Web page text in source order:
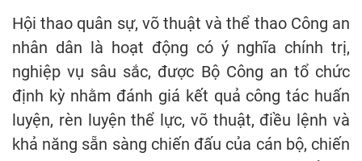
Hội thao quân sự, võ thuật và thể thao Công an
nhân dân là hoạt động có ý nghĩa chính trị,
nghiệp vụ sâu sắc, được Bộ Công an tổ chức
định kỳ nhằm đánh giá kết quả công tác huấn
luyện, rèn luyện thể lực, võ thuật, điều lệnh và
khả năng sẵn sàng chiến đấu của cán bộ, chiến